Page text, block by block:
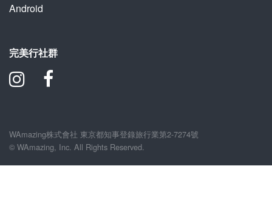
Android
完美行社群
WAmazing株式會社 東京都知事登錄旅行業第2-7274號
© WAmazing, Inc. All Rights Reserved.